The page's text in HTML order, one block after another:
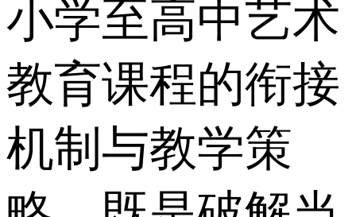
小学至高中艺术
教育课程的衔接
机制与教学策